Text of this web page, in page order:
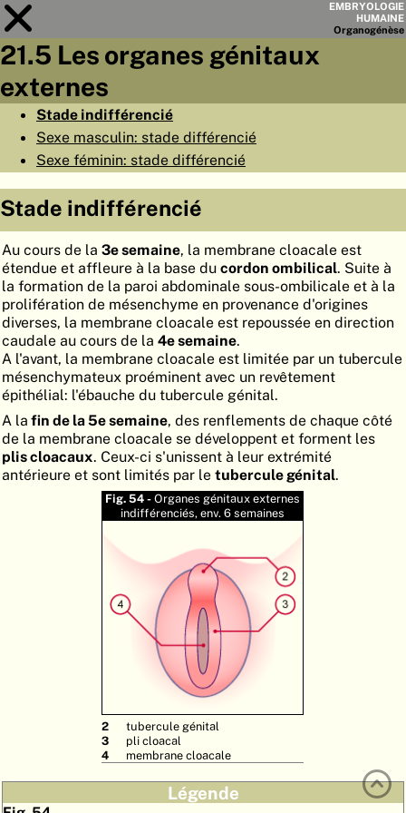
EMBRYOLOGIE
HUMAINE
Organogénèse
LISTE DES CHAPITRES
RÉSUMÉ
ACCUEIL
EMBRYOGÉNÈSE
ORGANO
ATLASEMBRYOLOGY
RECHERCHER
21.5 Les organes génitaux
externes
Stade indifférencié
Sexe masculin: stade différencié
Sexe féminin: stade différencié
Stade indifférencié
Au cours de la 3e semaine, la membrane cloacale est
étendue et affleure à la base du cordon ombilical. Suite à
la formation de la paroi abdominale sous-ombilicale et à la
prolifération de mésenchyme en provenance d'origines
diverses, la membrane cloacale est repoussée en direction
caudale au cours de la 4e semaine.
A l'avant, la membrane cloacale est limitée par un tubercule
mésenchymateux proéminent avec un revêtement
épithélial: l'ébauche du tubercule génital.
A la fin de la 5e semaine, des renflements de chaque côté
de la membrane cloacale se développent et forment les
plis cloacaux. Ceux-ci s'unissent à leur extrémité
antérieure et sont limités par le tubercule génital.
Fig. 54 -Organes génitaux externes
indifférenciés, env. 6 semaines
2
tubercule génital
3
pli cloacal
4
membrane cloacale
Légende